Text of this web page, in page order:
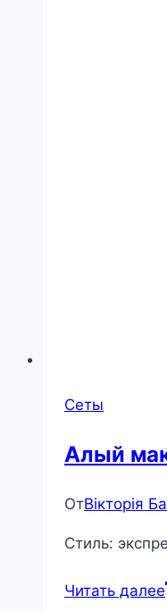
Сеты
Алый
ОтВікторія
Стиль:
Читать далее